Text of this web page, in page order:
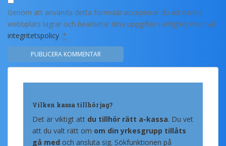
Genom att använda detta formulär accepterar du att denna
webbplats lagrar och bearbetar dina uppgifter i enlighet med vår
integritetspolicy. *
Vilken kassa tillhör jag?
Det är viktigt att du tillhör rätt a-kassa. Du vet
att du valt rätt om om din yrkesgrupp tillåts
gå med och ansluta sig. Sökfunktionen på